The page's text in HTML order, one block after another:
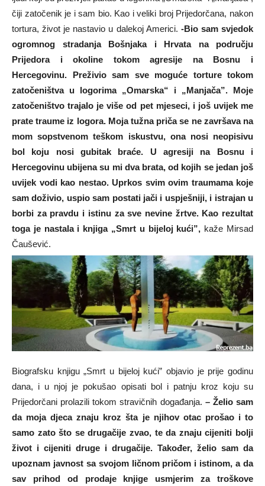
čiji zatočenik je i sam bio. Kao i veliki broj Prijedorčana, nakon
tortura, život je nastavio u dalekoj Americi. -Bio sam svjedok
ogromnog stradanja Bošnjaka i Hrvata na području
Prijedora i okoline tokom agresije na Bosnu i
Hercegovinu. Preživio sam sve moguće torture tokom
zatočeništva u logorima „Omarska“ i „Manjača”. Moje
zatočeništvo trajalo je više od pet mjeseci, i još uvijek me
prate traume iz logora. Moja tužna priča se ne završava na
mom sopstvenom teškom iskustvu, ona nosi neopisivu
bol koju nosi gubitak braće. U agresiji na Bosnu i
Hercegovinu ubijena su mi dva brata, od kojih se jedan još
uvijek vodi kao nestao. Uprkos svim ovim traumama koje
sam doživio, uspio sam postati jači i uspješniji, i istrajan u
borbi za pravdu i istinu za sve nevine žrtve. Kao rezultat
toga je nastala i knjiga „Smrt u bijeloj kući”, kaže Mirsad
Čaušević.
Biografsku knjigu „Smrt u bijeloj kući” objavio je prije godinu
dana, i u njoj je pokušao opisati bol i patnju kroz koju su
Prijedorčani prolazili tokom stravičnih događanja. – Želio sam
da moja djeca znaju kroz šta je njihov otac prošao i to
samo zato što se drugačije zvao, te da znaju cijeniti bolji
život i cijeniti druge i drugačije. Također, želio sam da
upoznam javnost sa svojom ličnom pričom i istinom, a da
sav prihod od prodaje knjige usmjerim za troškove